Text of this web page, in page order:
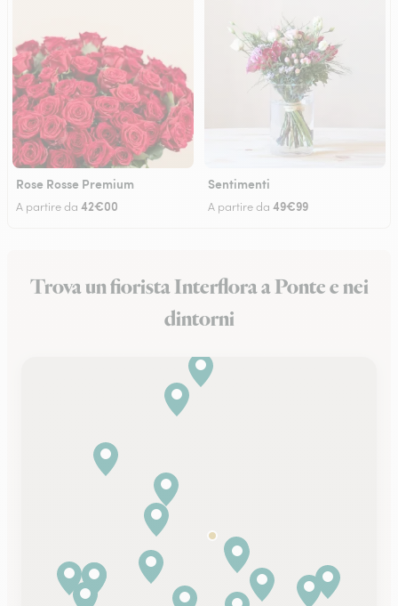
Rose Rosse Premium
A partire da 42€00
Sentimenti
A partire da 49€99
Trova un fiorista Interflora a Ponte e nei
dintorni